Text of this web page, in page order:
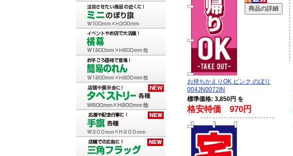
お持ちかえりOK ピンク のぼり
004JN0072IN
標準価格: 3,850円 を
格安特価 970円